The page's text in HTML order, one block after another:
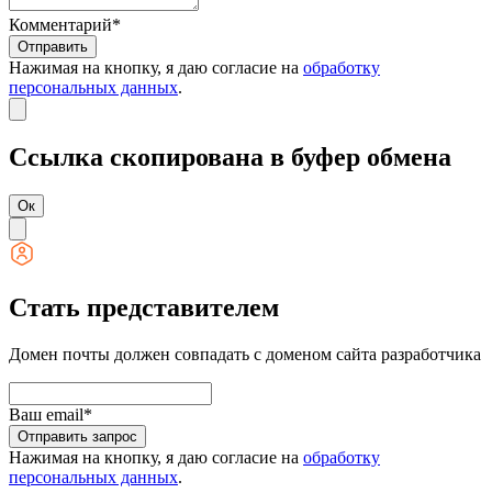
Комментарий*
Отправить
Нажимая на кнопку, я даю согласие на обработку
персональных данных.
Ссылка скопирована в буфер обмена
Ок
Стать представителем
Домен почты должен совпадать с доменом сайта разработчика
Ваш email*
Отправить запрос
Нажимая на кнопку, я даю согласие на обработку
персональных данных.